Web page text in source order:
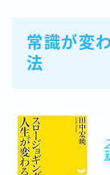
常識が変
法